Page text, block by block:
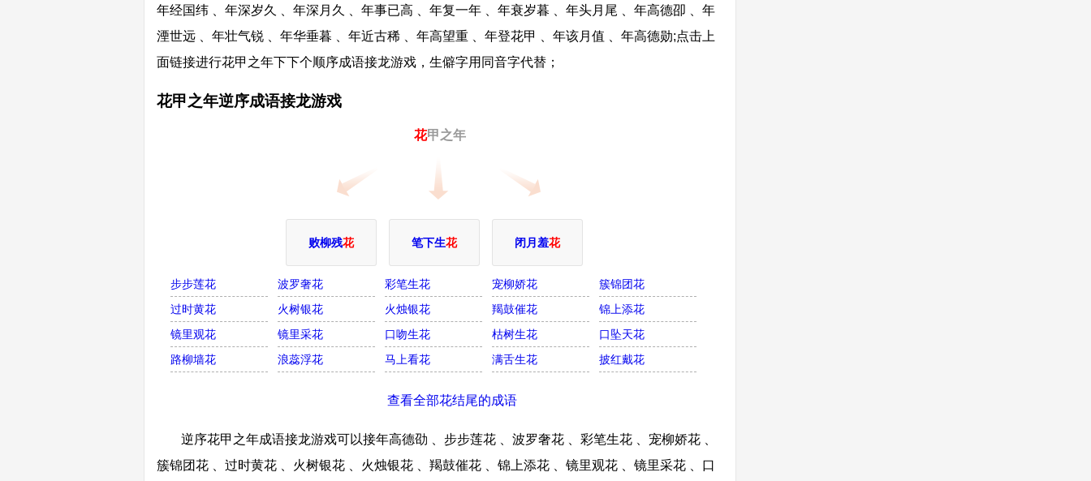
年经国纬 、年深岁久 、年深月久 、年事已高 、年复一年 、年衰岁暮 、年头月尾 、年高德卲 、年
湮世远 、年壮气锐 、年华垂暮 、年近古稀 、年高望重 、年登花甲 、年该月值 、年高德勋;点击上
面链接进行花甲之年下下个顺序成语接龙游戏，生僻字用同音字代替；
花甲之年逆序成语接龙游戏
花甲之年
败柳残花 笔下生花 闭月羞花
步步莲花 波罗奢花 彩笔生花 宠柳娇花
簇锦团花
过时黄花
火树银花 火烛银花 羯鼓催花
锦上添花
镜里观花
镜里采花 口吻生花 枯树生花
口坠天花
路柳墙花
浪蕊浮花 马上看花 满舌生花 披红戴花
查看全部花结尾的成语
逆序花甲之年成语接龙游戏可以接年高德劭 、步步莲花 、波罗奢花 、彩笔生花 、宠柳娇花 、
簇锦团花 、过时黄花 、火树银花 、火烛银花 、羯鼓催花 、锦上添花 、镜里观花 、镜里采花 、口